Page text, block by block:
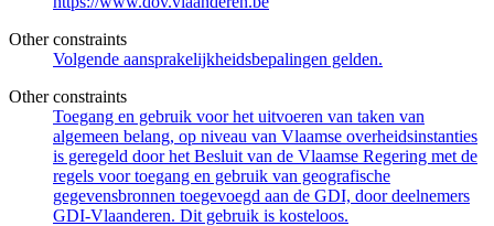
Other constraints
Volgende aansprakelijkheidsbepalingen gelden.
Other constraints
Toegang en gebruik voor het uitvoeren van taken van
algemeen belang, op niveau van Vlaamse overheidsinstanties
is geregeld door het Besluit van de Vlaamse Regering met de
regels voor toegang en gebruik van geografische
gegevensbronnen toegevoegd aan de GDI, door deelnemers
GDI-Vlaanderen. Dit gebruik is kosteloos.